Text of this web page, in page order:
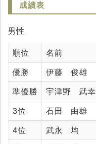
成績表
男性
順位 名前
優勝
伊藤 俊雄
準優勝
宇津野 武幸
3位
石田 由雄
4位
武永 均